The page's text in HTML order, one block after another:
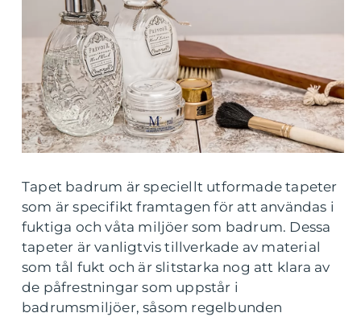
Tapet badrum är speciellt utformade tapeter
som är specifikt framtagen för att användas i
fuktiga och våta miljöer som badrum. Dessa
tapeter är vanligtvis tillverkade av material
som tål fukt och är slitstarka nog att klara av
de påfrestningar som uppstår i
badrumsmiljöer, såsom regelbunden